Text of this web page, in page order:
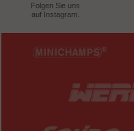
Folgen Sie uns
auf Instagram.